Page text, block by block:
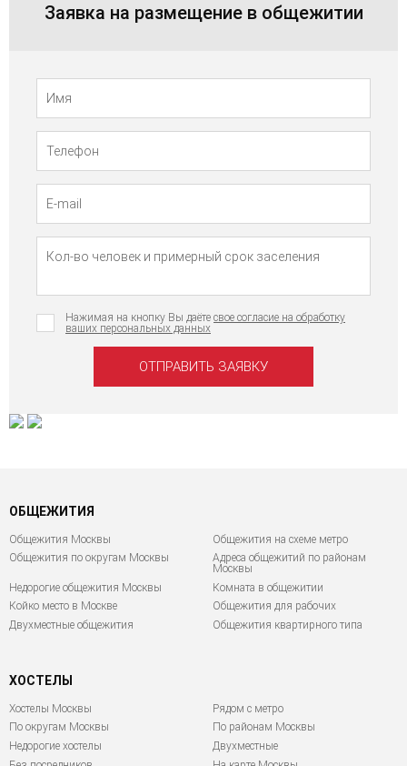
Заявка на размещение в общежитии
Нажимая на кнопку Вы даёте свое согласие на обработку
ваших персональных данных
ОБЩЕЖИТИЯ
Общежития Москвы
Общежития на схеме метро
Общежития по округам Москвы
Адреса общежитий по районам
Москвы
Недорогие общежития Москвы
Комната в общежитии
Койко место в Москве
Общежития для рабочих
Двухместные общежития
Общежития квартирного типа
ХОСТЕЛЫ
Хостелы Москвы
По округам Москвы
Недорогие хостелы
Рядом с метро
По районам Москвы
Двухместные